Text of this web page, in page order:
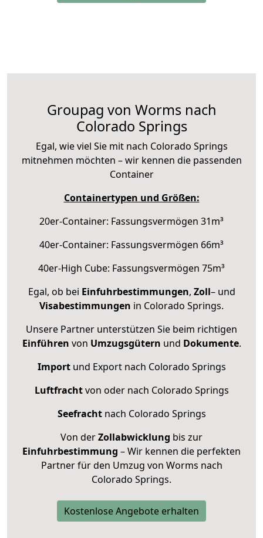
Groupag von Worms nach
Colorado Springs
Egal, wie viel Sie mit nach Colorado Springs
mitnehmen möchten – wir kennen die passenden
Container
Containertypen und Größen:
20er-Container: Fassungsvermögen 31m³
40er-Container: Fassungsvermögen 66m³
40er-High Cube: Fassungsvermögen 75m³
Egal, ob bei Einfuhrbestimmungen, Zoll– und
Visabestimmungen in Colorado Springs.
Unsere Partner unterstützen Sie beim richtigen
Einführen von Umzugsgütern und Dokumente.
Importund Export nach Colorado Springs
Luftfrachtvon oder nach Colorado Springs
Seefrachtnach Colorado Springs
Von derZollabwicklung bis zur
Einfuhrbestimmung – Wir kennen die perfekten
Partner für den Umzug von Worms nach
Colorado Springs.
Kostenlose Angebote erhalten